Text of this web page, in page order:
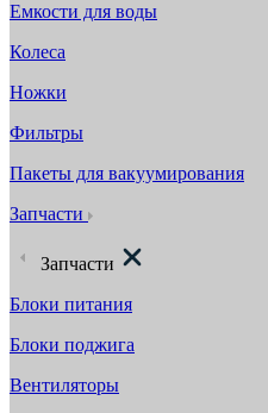
Емкости для воды
Колеса
Ножки
Фильтры
Пакеты для вакуумирования
Запчасти
Запчасти
Блоки питания
Блоки поджига
Вентиляторы